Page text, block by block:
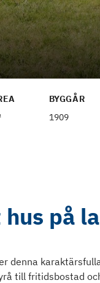
BYGGÅR
1909
på
denna
till fritidsbostad